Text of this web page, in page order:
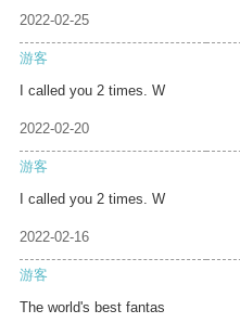
2022-02-25
游客
I called you 2 times. W
2022-02-20
游客
I called you 2 times. W
2022-02-16
游客
The world's best fantas